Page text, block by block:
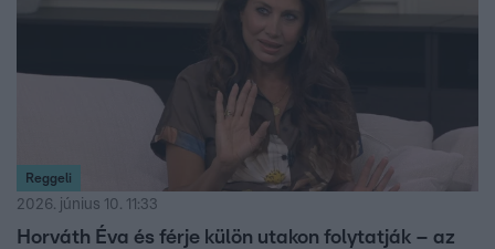
Reggeli
2026. június 10. 11:33
Horváth Éva és férje külön utakon folytatják – az